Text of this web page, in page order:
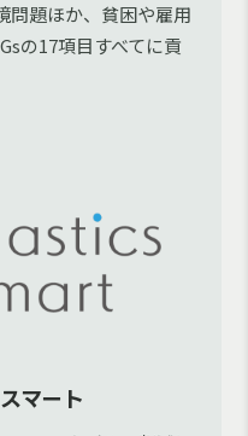
問題ほか、貧困や雇用
の17項目すべてに貢
マート